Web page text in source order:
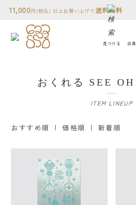
11,000円(税込) 以上お買い上げで 送料無料
見つける 会
人気ランキング
贈り物について
おくれる SEE
ITEM LINEUP
おすすめ順 | 価格順 |新着順